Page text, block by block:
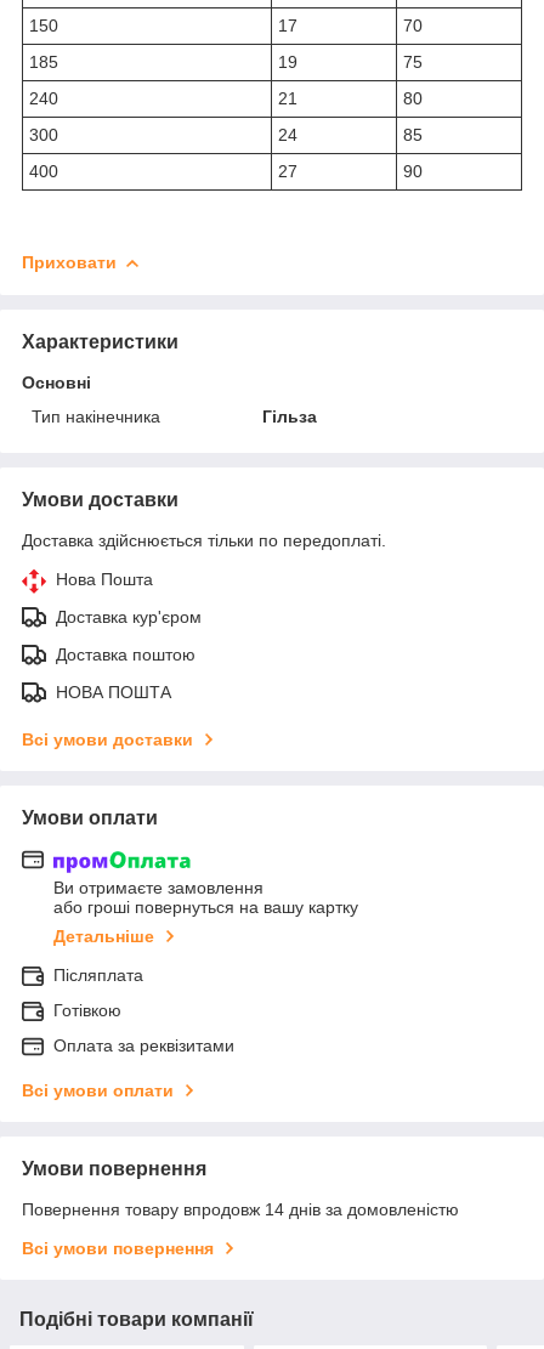
150
17
70
185
19
75
240
21
80
300
24
85
400
27 90
Приховати
Характеристики
Основні
Тип накінечника
Гільза
Умови доставки
Доставка здійснюється тільки по передоплаті.
Нова Пошта
Доставка кур'єром
Доставка поштою
НОВА ПОШТА
Всі умови доставки
Умови оплати
Ви отримаєте замовлення
або гроші повернуться на вашу картку
Детальніше
Післяплата
Готівкою
Оплата за реквізитами
Всі умови оплати
Умови повернення
Повернення товару впродовж 14 днів за домовленістю
Всі умови повернення
Подібні товари компанії